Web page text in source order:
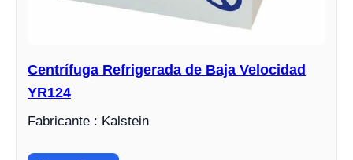
Centrífuga Refrigerada de Baja Velocidad
YR124
Fabricante : Kalstein